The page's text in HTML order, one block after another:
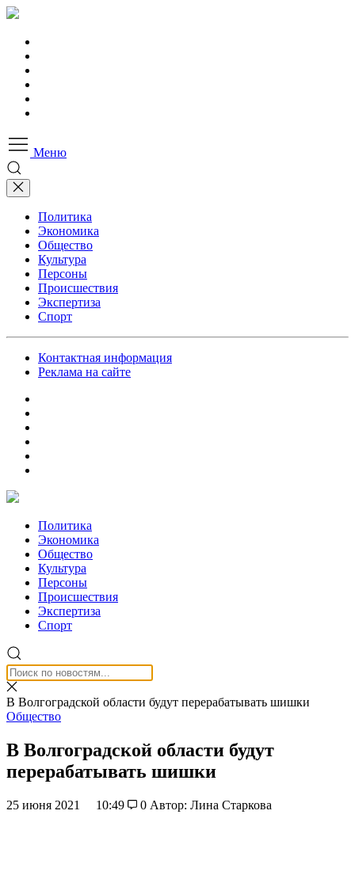
Меню
Политика
Экономика
Общество
Культура
Персоны
Происшествия
Экспертиза
Спорт
Контактная информация
Реклама на сайте
Политика
Экономика
Общество
Культура
Персоны
Происшествия
Экспертиза
Спорт
В Волгоградской области будут перерабатывать шишки
Общество
В Волгоградской области будут
перерабатывать шишки
25 июня 2021 10:49 0 Автор: Лина Старкова